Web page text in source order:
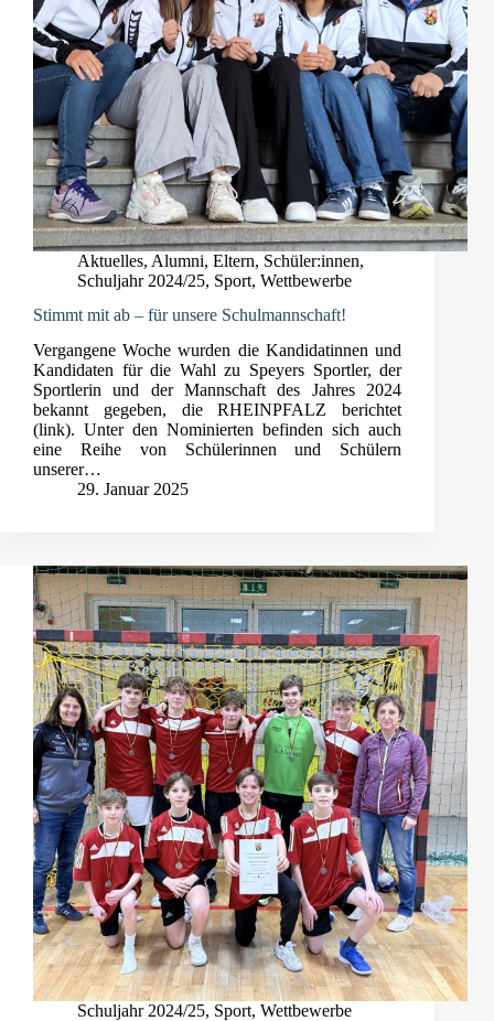
Aktuelles, Alumni, Eltern, Schüler:innen,
Schuljahr 2024/25, Sport, Wettbewerbe
Stimmt mit ab – für unsere Schulmannschaft!
Vergangene Woche wurden die Kandidatinnen und
Kandidaten für die Wahl zu Speyers Sportler, der
Sportlerin und der Mannschaft des Jahres 2024
bekannt gegeben, die RHEINPFALZ berichtet
(link). Unter den Nominierten befinden sich auch
eine Reihe von Schülerinnen und Schülern
unserer…
29. Januar 2025
Schuljahr 2024/25, Sport, Wettbewerbe